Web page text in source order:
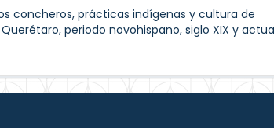
concheros, prácticas indígenas y cultura de
periodo novohispano, siglo XIX y